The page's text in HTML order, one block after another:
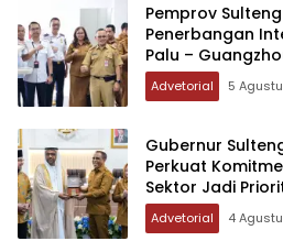
Pemprov
Penerbangan
Palu –
Advetorial 5
Gubernur
Perkuat
Sektor Jadi
Advetorial 4